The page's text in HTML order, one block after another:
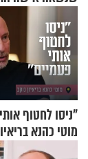
"ניסו לחטוף
מוטי כהנא